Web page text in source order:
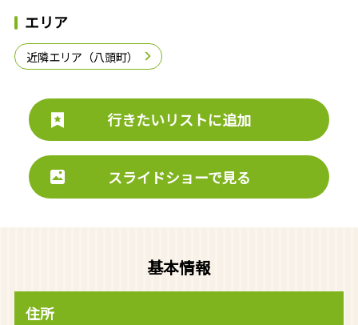
エリア
近隣エリア（八頭町）
行きたいリストに追加
スライドショーで見る
基本情報
住所